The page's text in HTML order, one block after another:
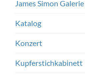
James Simon Galerie
Katalog
Konzert
Kupferstichkabinett